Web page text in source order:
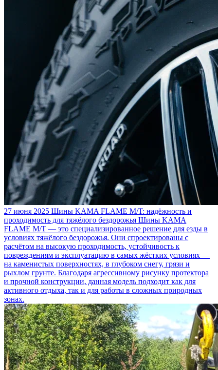
27 июня 2025 Шины KAMA FLAME M/T: надёжность и
проходимость для тяжёлого бездорожья Шины KAMA
FLAME M/T — это специализированное решение для езды в
условиях тяжёлого бездорожья. Они спроектированы с
расчётом на высокую проходимость, устойчивость к
повреждениям и эксплуатацию в самых жёстких условиях —
на каменистых поверхностях, в глубоком снегу, грязи и
рыхлом грунте. Благодаря агрессивному рисунку протектора
и прочной конструкции, данная модель подходит как для
активного отдыха, так и для работы в сложных природных
зонах.